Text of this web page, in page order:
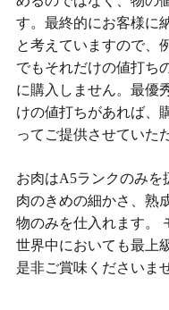
す。最終的にお客様に
と考えていますので、
でもそれだけの値打ち
に購入しません。最優
けの値打ちがあれば、
ってご提供させていた
お肉はA5ランクのみを
肉のきめの細かさ、熟
物のみを仕入れます。
世界中においても最上
是非ご賞味くださいませ